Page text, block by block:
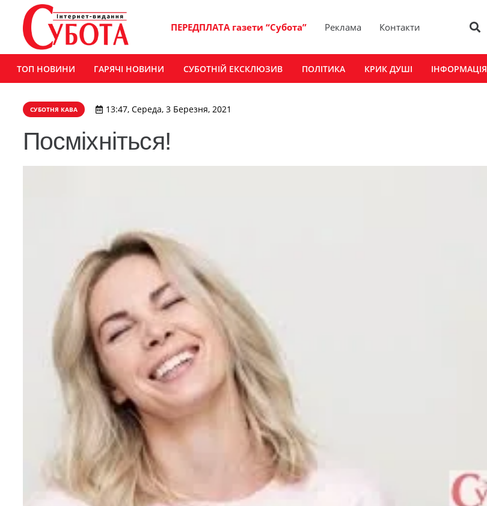
ПЕРЕДПЛАТА газети “Субота” Реклама Контакти
ТОП НОВИНИ ГАРЯЧІ НОВИНИ СУБОТНІЙ ЕКСКЛЮЗИВ ПОЛІТИКА КРИК ДУШІ ІНФОРМАЦІЯ
СУБОТНЯ КАВА 13:47, Середа, 3 Березня, 2021
Посміхніться!